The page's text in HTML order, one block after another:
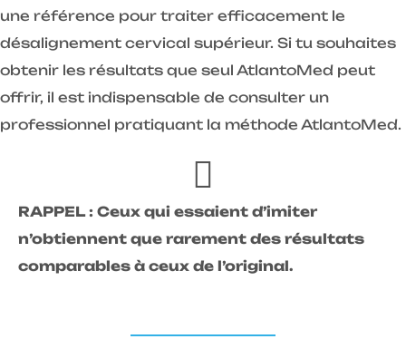
une référence pour traiter efficacement le
désalignement cervical supérieur. Si tu souhaites
obtenir les résultats que seul AtlantoMed peut
offrir, il est indispensable de consulter un
professionnel pratiquant la méthode AtlantoMed.
RAPPEL : Ceux qui essaient d’imiter
n’obtiennent que rarement des résultats
comparables à ceux de l’original.